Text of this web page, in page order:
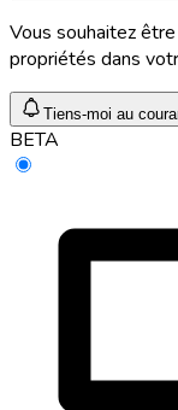
Vous souhaitez
propriétés dans
Tiens-moi au
BETA